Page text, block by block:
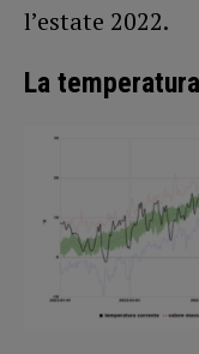
l’estate 2022.
La